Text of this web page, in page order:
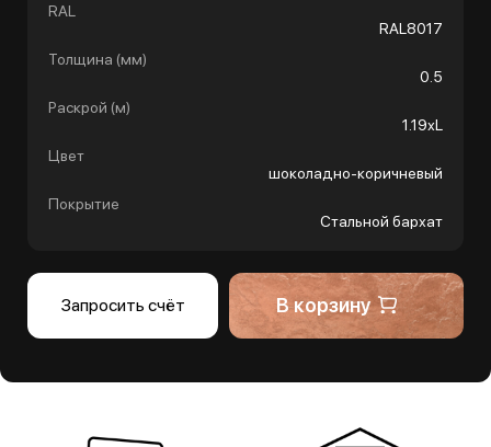
RAL
RAL8017
Толщина (мм)
0.5
Раскрой (м)
1.19хL
Цвет
шоколадно-коричневый
Покрытие
Стальной бархат
Запросить счёт В корзину